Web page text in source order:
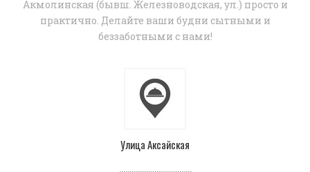
Акмолинская (бывш. Железноводская, ул.) просто и
практично. Делайте ваши будни сытными и
беззаботными с нами!
Улица Аксайская